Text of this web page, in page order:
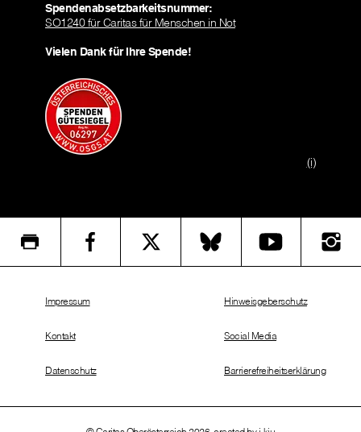
Spendenabsetzbarkeitsnummer:
SO1240 für Caritas für Menschen in Not
Vielen Dank für Ihre Spende!
(i)
Impressum
Kontakt
Datenschutz
Hinweisgeberschutz
Social Media
Barrierefreiheitserklärung